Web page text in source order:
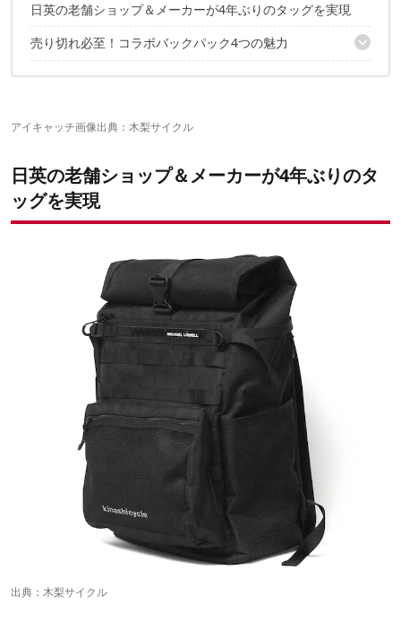
日英の老舗ショップ＆メーカーが4年ぶりのタッグを実現
売り切れ必至！コラボバックパック4つの魅力
③リフレクターまでワントーンのオールブラック仕様
④フロントポケットが脱着してショルダーバッグに！
アイキャッチ画像出典： 木梨サイクル
日英の老舗ショップ＆メーカーが4年ぶりのタ
ッグを実現
出典： 木梨サイクル